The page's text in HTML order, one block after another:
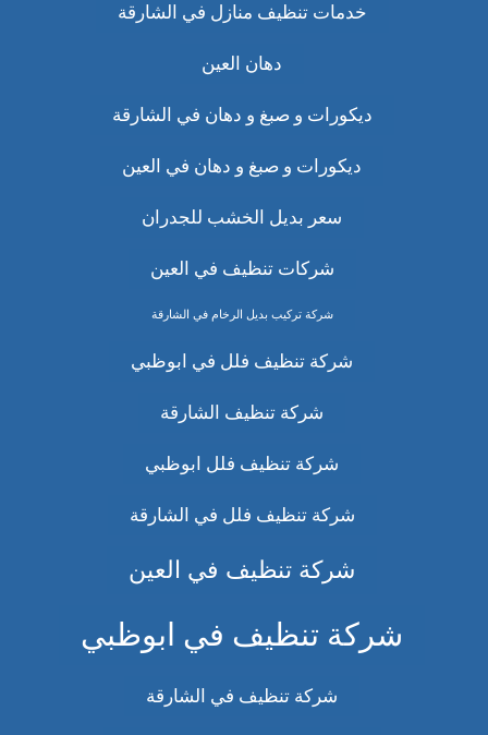
خدمات تنظيف منازل في الشارقة
دهان العين
ديكورات و صبغ و دهان في الشارقة
ديكورات و صبغ و دهان في العين
سعر بديل الخشب للجدران
شركات تنظيف في العين
شركة تركيب بديل الرخام في الشارقة
شركة تنظيف فلل في ابوظبي
شركة تنظيف الشارقة
شركة تنظيف فلل ابوظبي
شركة تنظيف فلل في الشارقة
شركة تنظيف في العين
شركة تنظيف في ابوظبي
شركة تنظيف في الشارقة